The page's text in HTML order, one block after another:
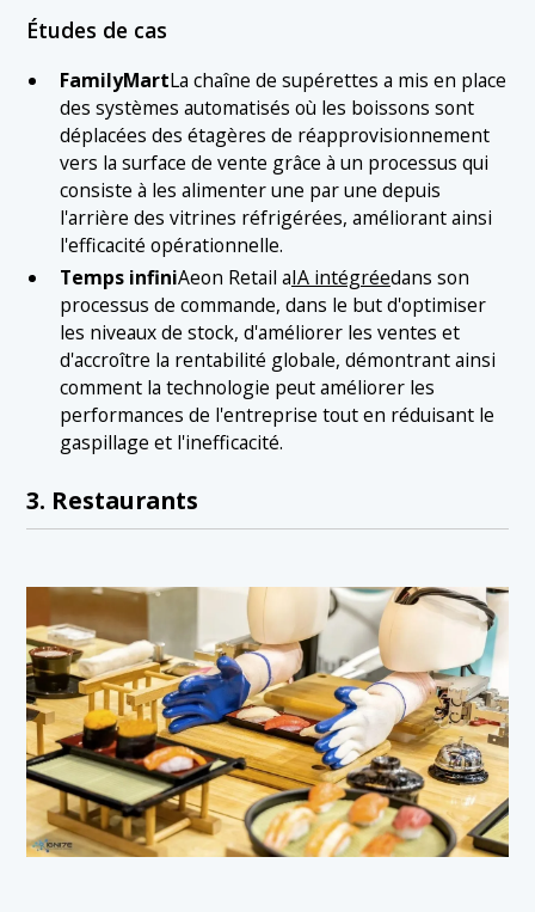
Études de cas
FamilyMartLa chaîne de supérettes a mis en place
des systèmes automatisés où les boissons sont
déplacées des étagères de réapprovisionnement
vers la surface de vente grâce à un processus qui
consiste à les alimenter une par une depuis
l'arrière des vitrines réfrigérées, améliorant ainsi
l'efficacité opérationnelle.
Temps infiniAeon Retail aIA intégréedans son
processus de commande, dans le but d'optimiser
les niveaux de stock, d'améliorer les ventes et
d'accroître la rentabilité globale, démontrant ainsi
comment la technologie peut améliorer les
performances de l'entreprise tout en réduisant le
gaspillage et l'inefficacité.
3. Restaurants